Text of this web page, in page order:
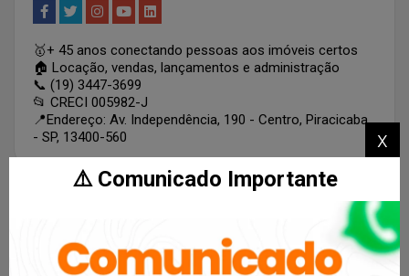
🥇+ 45 anos conectando pessoas aos imóveis certos
🏠 Locação, vendas, lançamentos e administração
📞 (19) 3447-3699
📂 CRECI 005982-J
📍Endereço: Av. Independência, 190 - Centro, Piracicaba
- SP, 13400-560
Arquitetura
5
x
⚠️ Comunicado Importante